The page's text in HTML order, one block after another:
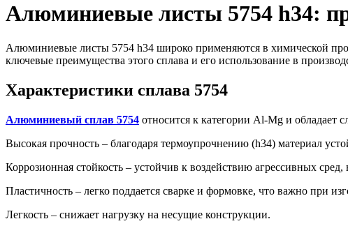
Алюминиевые листы 5754 h34:
Алюминиевые листы 5754 h34 широко применяются в химической
ключевые преимущества этого сплава и его использование в
Характеристики сплава 5754
Алюминиевый сплав 5754 относится к категории Al-Mg и обладает
Высокая прочность – благодаря термоупрочнению (h34) материал
Коррозионная стойкость – устойчив к воздействию агрессивных
Пластичность – легко поддается сварке и формовке, что важно при
Легкость – снижает нагрузку на несущие конструкции.